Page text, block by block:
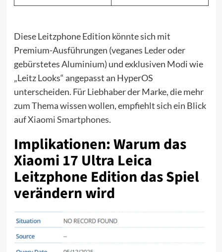
Diese Leitzphone Edition könnte sich mit
Premium-Ausführungen (veganes Leder oder
gebürstetes Aluminium) und exklusiven Modi wie
„Leitz Looks“ angepasst an HyperOS
unterscheiden. Für Liebhaber der Marke, die mehr
zum Thema wissen wollen, empfiehlt sich ein Blick
aufXiaomi Smartphones.
Implikationen: Warum das
Xiaomi 17 Ultra Leica
Leitzphone Edition das Spiel
verändern wird